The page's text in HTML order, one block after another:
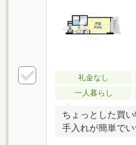
礼金なし
一人暮らし
ちょっとした買
手入れが簡単でい